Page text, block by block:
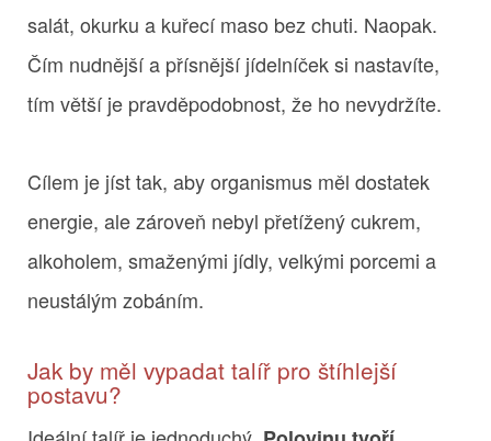
salát, okurku a kuřecí maso bez chuti. Naopak.
Čím nudnější a přísnější jídelníček si nastavíte,
tím větší je pravděpodobnost, že ho nevydržíte.
Cílem je jíst tak, aby organismus měl dostatek
energie, ale zároveň nebyl přetížený cukrem,
alkoholem, smaženými jídly, velkými porcemi a
neustálým zobáním.
Jak by měl vypadat talíř pro štíhlejší
postavu?